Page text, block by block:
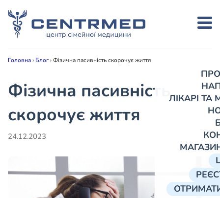
ЛІКАРІ
Головна› Блог›Фізична пасивність скорочує життя
Фізична пасивність
скорочує життя
24.12.2023